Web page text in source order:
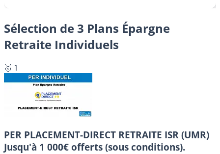
Sélection de 3 Plans Épargne
Retraite Individuels
🥇 1
PER PLACEMENT-DIRECT RETRAITE ISR (UMR)
Jusqu'à 1 000€ offerts (sous conditions).